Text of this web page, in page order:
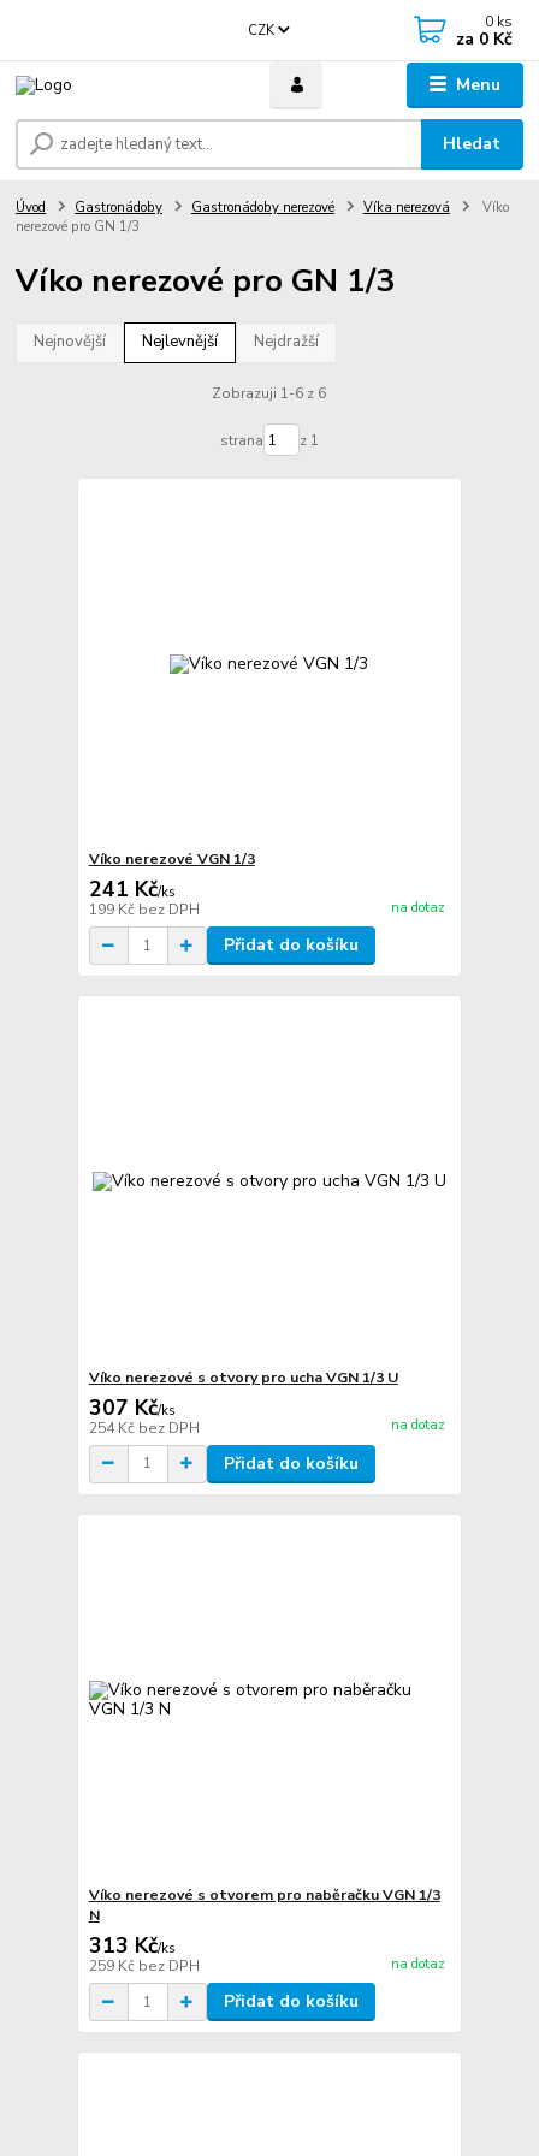
Menu
CZK
Hledat
0 ks
za 0 Kč
Úvod Gastronádoby Gastronádoby nerezové Víka nerezová
Víko
nerezové pro GN 1/3
Víko nerezové pro GN 1/3
Nejnovější Nejlevnější Nejdražší
Zobrazuji 1-6 z 6
strana z 1
Víko nerezové VGN 1/3
241 Kč/ks
199 Kč bez DPH na dotaz
Přidat do košíku
Víko nerezové s otvory pro ucha VGN 1/3 U
307 Kč/ks
254 Kč bez DPH na dotaz
Přidat do košíku
Víko nerezové s otvorem pro naběračku VGN 1/3
N
313 Kč/ks
259 Kč bez DPH na dotaz
Přidat do košíku